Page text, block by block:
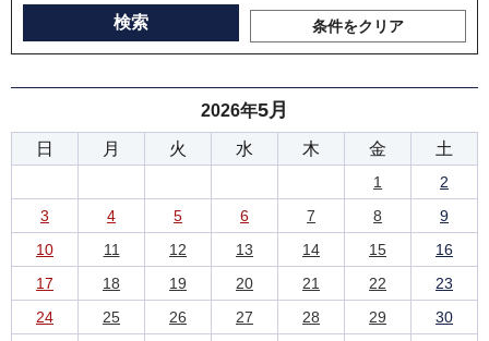
条件をクリア
2026年5月
日 月 火 水 木 金 土
1
2
3
4 5 6 7 8
9
10
11 12 13 14 15
16
17
18 19 20 21 22
23
24
25 26 27 28 29
30